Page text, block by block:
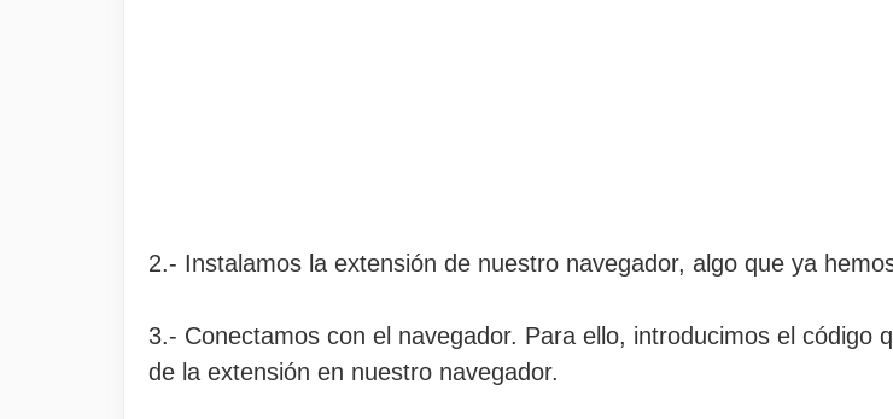
2.- Instalamos la extensión de nuestro navegador, algo que ya
3.- Conectamos con el navegador. Para ello, introducimos el código
de la extensión en nuestro navegador.